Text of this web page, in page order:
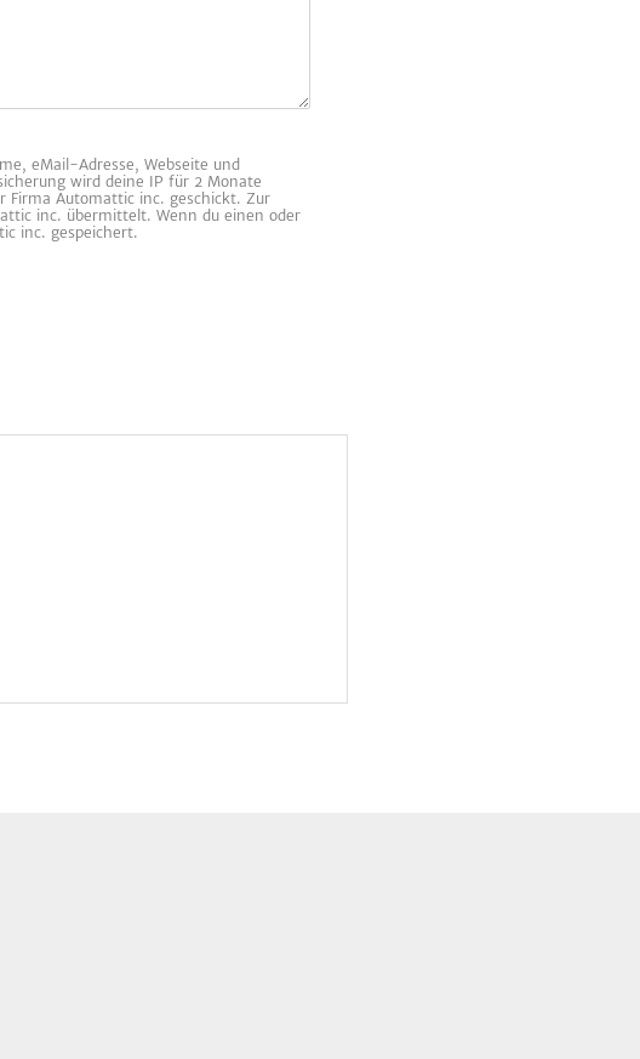
eMail-Adresse, Webseite und
wird deine IP für 2 Monate
Firma Automattic inc. geschickt. Zur
inc. übermittelt. Wenn du einen oder
inc. gespeichert.